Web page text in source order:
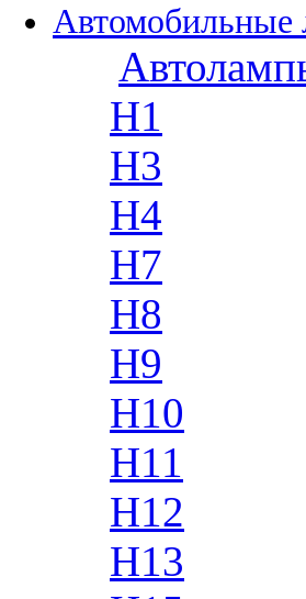
Автомобильные
H1
H3
H4
H7
H8
H9
H10
H11
H12
H13